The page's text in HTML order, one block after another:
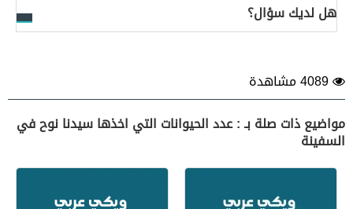
هل لديك سؤال؟
مواضيع ذات صلة بـ : عدد الحيوانات التي اخذها سيدنا نوح في
السفينة